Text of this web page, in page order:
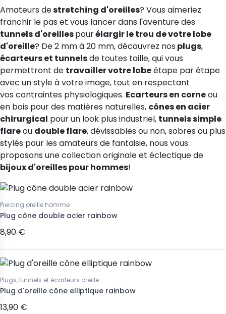
Amateurs destretching d'oreilles? Vous aimeriez
franchir le pas et vous lancer dans l'aventure des
tunnels d'oreillespourélargir le trou de votre lobe
d'oreille? De 2 mm à 20 mm, découvrez nos plugs,
écarteurs et tunnelsde toutes taille, qui vous
permettront de travailler votre lobeétape par étape
avec un style à votre image, tout en respectant
vos contraintes physiologiques. Ecarteurs en corneou
en bois pour des matières naturelles, cônes en acier
chirurgical pour un look plus industriel, tunnels simple
flareou double flare, dévissables ou non, sobres ou plus
stylés pour les amateurs de fantaisie, nous vous
proposons une collection originale et éclectique de
bijoux d'oreilles pour hommes!
Piercing oreille homme
Plug cône double acier rainbow
8,90 €
Plugs, tunnels et écarteurs oreille
Plug d'oreille cône elliptique rainbow
13,90 €